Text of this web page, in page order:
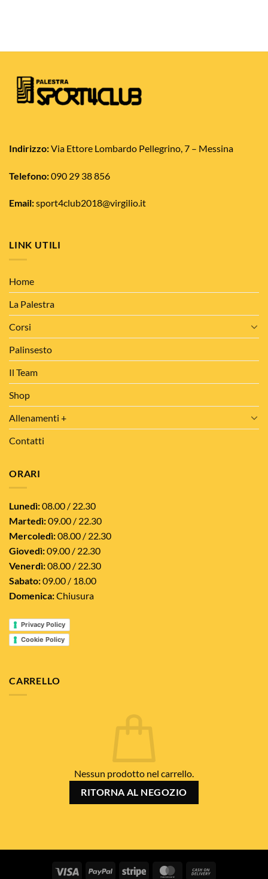
Indirizzo:Via Ettore Lombardo Pellegrino, 7 – Messina
Telefono:090 29 38 856
Email:sport4club2018@virgilio.it
LINK UTILI
Home
La Palestra
Corsi
Palinsesto
Il Team
Shop
Allenamenti +
Contatti
ORARI
Lunedì:08.00 / 22.30
Martedì:09.00 / 22.30
Mercoledì:08.00 / 22.30
Giovedì:09.00 / 22.30
Venerdì:08.00 / 22.30
Sabato:09.00 / 18.00
Domenica:Chiusura
Privacy Policy
Cookie Policy
CARRELLO
Nessun prodotto nel carrello.
RITORNA AL NEGOZIO